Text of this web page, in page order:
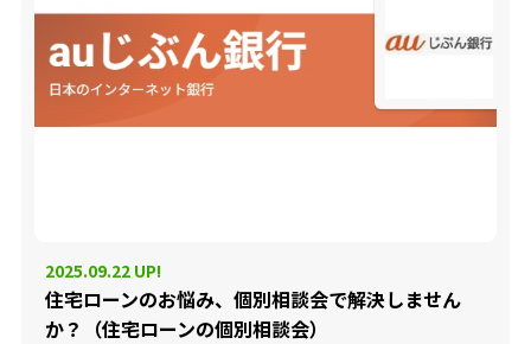
2025.09.22 UP!
住宅ローンのお悩み、個別相談会で解決しません
か？（住宅ローンの個別相談会）